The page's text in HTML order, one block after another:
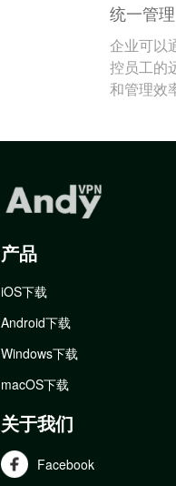
统一管理
企业可以
控员工的
和管理效
产品
iOS下载
Android下载
Windows下载
macOS下载
关于我们
Facebook